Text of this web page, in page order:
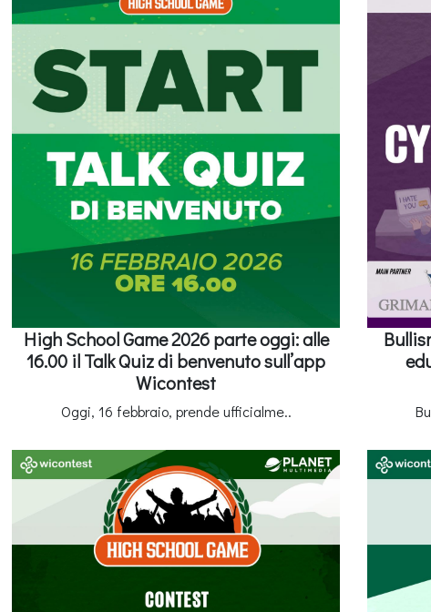
High School Game 2026 parte oggi: alle
16.00 il Talk Quiz di benvenuto sull’app
Wicontest
Oggi, 16 febbraio, prende ufficialme..